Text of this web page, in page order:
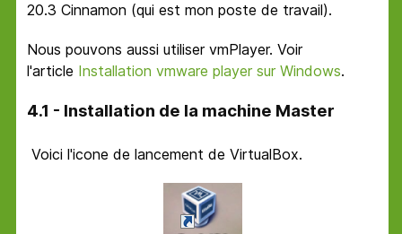
20.3 Cinnamon (qui est mon poste de travail).
Nous pouvons aussi utiliser vmPlayer. Voir
l'article Installation vmware player sur Windows.
4.1 - Installation de la machine Master
Voici l'icone de lancement de VirtualBox.